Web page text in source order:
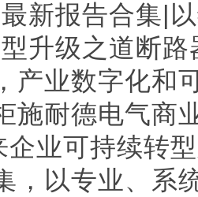
最新报告合集|
型升级之道断
产业数字化和
施耐德电气商
企业可持续转
，以专业、系